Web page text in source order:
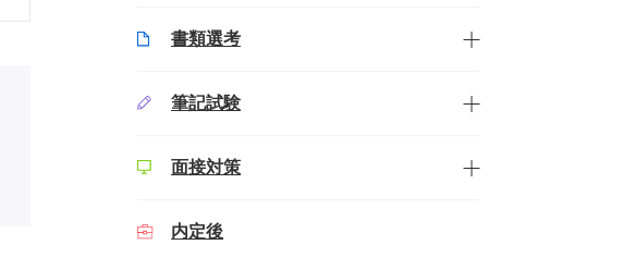
書類選考
筆記試験
面接対策
内定後